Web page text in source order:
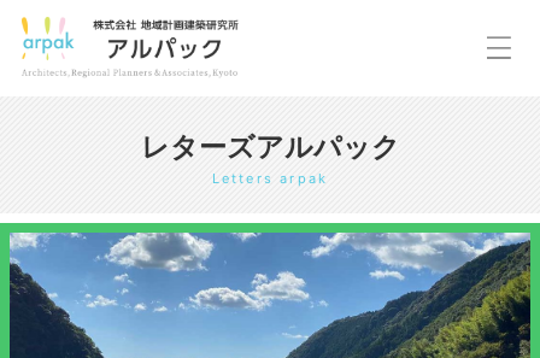
レターズアルパック
Letters arpak